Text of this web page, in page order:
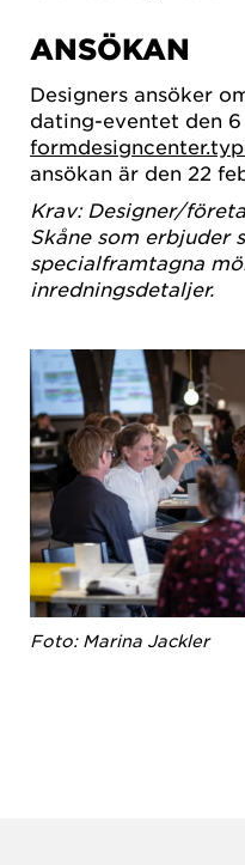
ANSÖKAN
Designers ansöker
dating-eventet den 6
ansökan är den 22
Krav: Designer/
Skåne som erbjuder
specialframtagna
inredningsdetaljer.
Foto: Marina Jackler